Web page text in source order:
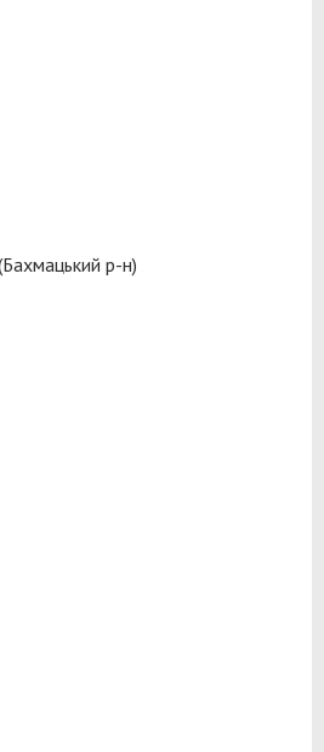
р-н)